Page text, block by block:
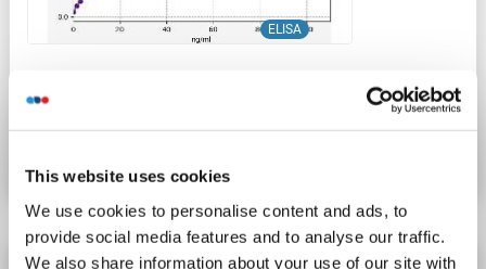
This website uses cookies
We use cookies to personalise content and ads, to
provide social media features and to analyse our traffic.
We also share information about your use of our site with
ELISA
Produktnummer ABIN6969681